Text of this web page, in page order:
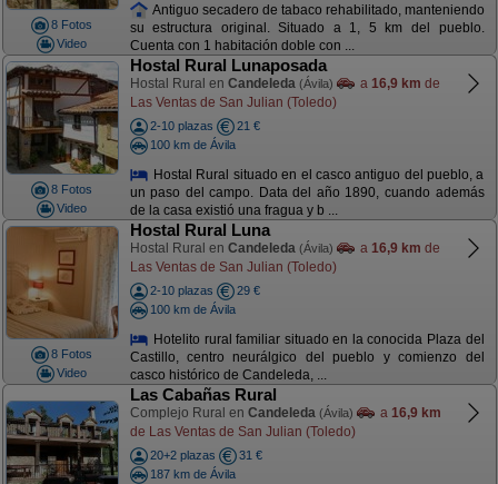
8 Fotos
Video
Antiguo secadero de tabaco rehabilitado, manteniendo
su estructura original. Situado a 1, 5 km del pueblo.
Cuenta con 1 habitación doble con ...
8 Fotos
Video
Hostal Rural Lunaposada
Hostal Rural en Candeleda (Ávila) a 16,9 km de
Las Ventas de San Julian (Toledo)
2-10 plazas
21 €
100 km de Ávila
Hostal Rural situado en el casco antiguo del pueblo, a
un paso del campo. Data del año 1890, cuando además
de la casa existió una fragua y b ...
8 Fotos
Video
Hostal Rural Luna
Hostal Rural en Candeleda (Ávila) a 16,9 km de
Las Ventas de San Julian (Toledo)
2-10 plazas
29 €
100 km de Ávila
Hotelito rural familiar situado en la conocida Plaza del
Castillo, centro neurálgico del pueblo y comienzo del
casco histórico de Candeleda, ...
Las Cabañas Rural
Complejo Rural en Candeleda (Ávila) a 16,9 km
de Las Ventas de San Julian (Toledo)
20+2 plazas
31 €
187 km de Ávila